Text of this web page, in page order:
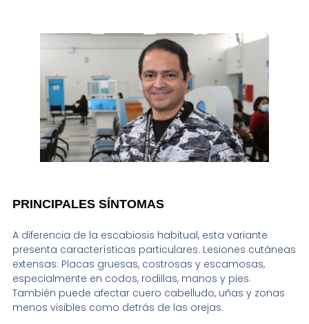
PRINCIPALES SÍNTOMAS
A diferencia de la escabiosis habitual, esta variante
presenta características particulares. Lesiones cutáneas
extensas: Placas gruesas, costrosas y escamosas,
especialmente en codos, rodillas, manos y pies.
También puede afectar cuero cabelludo, uñas y zonas
menos visibles como detrás de las orejas.